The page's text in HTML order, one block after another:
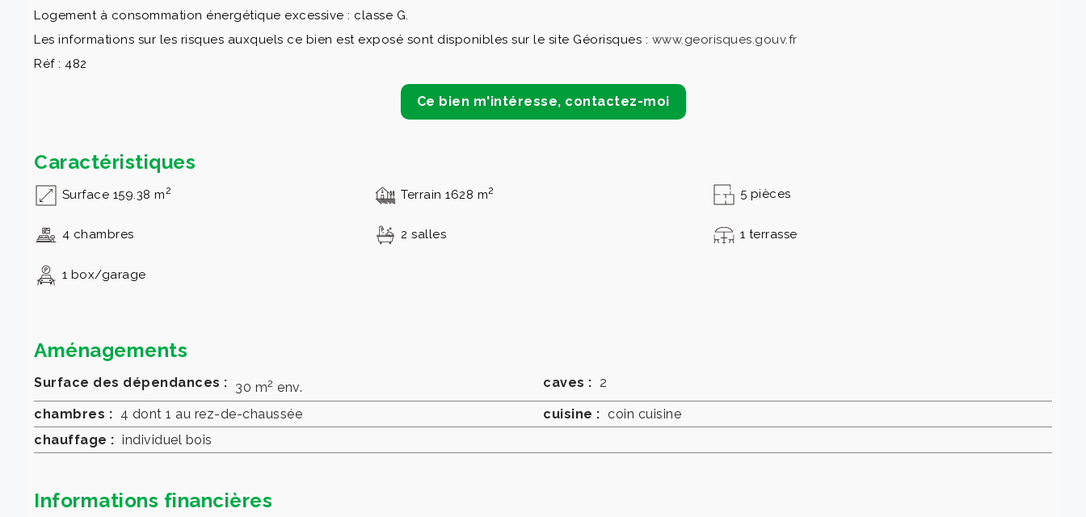
Logement à consommation énergétique excessive : classe G.
Les informations sur les risques auxquels ce bien est exposé sont disponibles sur le site Géorisques : www.georisques.gouv.fr
Réf : 482
Ce bien m'intéresse, contactez-moi
Caractéristiques
Surface 159.38 m2 Terrain 1628 m2 5 pièces
4 chambres 2 salles 1 terrasse
1 box/garage
Aménagements
Surface des dépendances : 30 m2 env. caves : 2
chambres : 4 dont 1 au rez-de-chaussée cuisine : coin cuisine
chauffage : individuel bois
Informations financières